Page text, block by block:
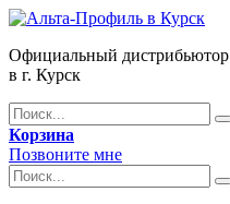
Официальный дистрибьютор
в г. Курск
Корзина
Позвоните мне